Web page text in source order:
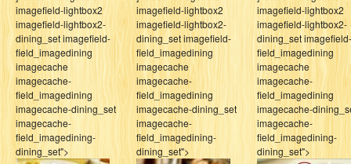
imagefield-lightbox2
imagefield-lightbox2-
dining_set imagefield-
field_imagedining
imagecache
imagecache-
field_imagedining
imagecache-dining_set
imagecache-
field_imagedining-
dining_set">
imagefield-lightbox2
imagefield-lightbox2-
dining_set imagefield-
field_imagedining
imagecache
imagecache-
field_imagedining
imagecache-dining_set
imagecache-
field_imagedining-
dining_set">
imagefield-lightbox2
imagefield-lightbox2-
dining_set imagefield-
field_imagedining
imagecache
imagecache-
field_imagedining
imagecache-
imagecache-
field_imagedining-
dining_set">